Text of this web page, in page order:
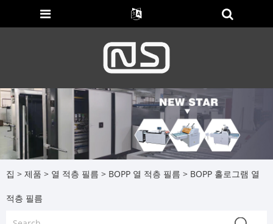
집 > 제품 > 열 적층 필름 > BOPP 열 적층 필름 > BOPP 홀로그램 열
적층 필름